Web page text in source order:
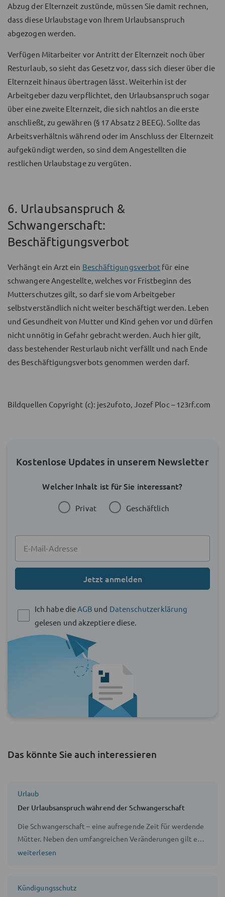
Abzug der Elternzeit zustünde, müssen Sie damit rechnen,
dass diese Urlaubstage von Ihrem Urlaubsanspruch
abgezogen werden.
Verfügen Mitarbeiter vor Antritt der Elternzeit noch über
Resturlaub, so sieht das Gesetz vor, dass sich dieser über die
Elternzeit hinaus übertragen lässt. Weiterhin ist der
Arbeitgeber dazu verpflichtet, den Urlaubsanspruch sogar
über eine zweite Elternzeit, die sich nahtlos an die erste
anschließt, zu gewähren (§ 17 Absatz 2 BEEG). Sollte das
Arbeitsverhältnis während oder im Anschluss der Elternzeit
aufgekündigt werden, so sind dem Angestellten die
restlichen Urlaubstage zu vergüten.
6. Urlaubsanspruch &
Schwangerschaft:
Beschäftigungsverbot
Verhängt ein Arzt ein Beschäftigungsverbot für eine
schwangere Angestellte, welches vor Fristbeginn des
Mutterschutzes gilt, so darf sie vom Arbeitgeber
selbstverständlich nicht weiter beschäftigt werden. Leben
und Gesundheit von Mutter und Kind gehen vor und dürfen
nicht unnötig in Gefahr gebracht werden. Auch hier gilt,
dass bestehender Resturlaub nicht verfällt und nach Ende
des Beschäftigungsverbots genommen werden darf.
Bildquellen Copyright (c): jes2ufoto, Jozef Ploc – 123rf.com
Kostenlose Updates in unserem Newsletter
Welcher Inhalt ist für Sie interessant?
Privat Geschäftlich
Jetzt anmelden
Ich habe die AGB und Datenschutzerklärung
gelesen und akzeptiere diese.
Das könnte Sie auch interessieren
Urlaub
Der Urlaubsanspruch während der Schwangerschaft
Die Schwangerschaft – eine aufregende Zeit für werdende
Mütter. Neben den umfangreichen Veränderungen gilt es
auch, Vorbereitungen zu treffen für die Ankunft des
Arbeitsleben betreffend, die schwangere
weiterlesen
Kündigungsschutz